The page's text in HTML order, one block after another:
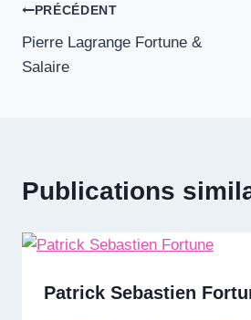
Navigation
de
PRÉCÉDENT
Pierre Lagrange Fortune &
Salaire
Publications
Patrick Sebastien